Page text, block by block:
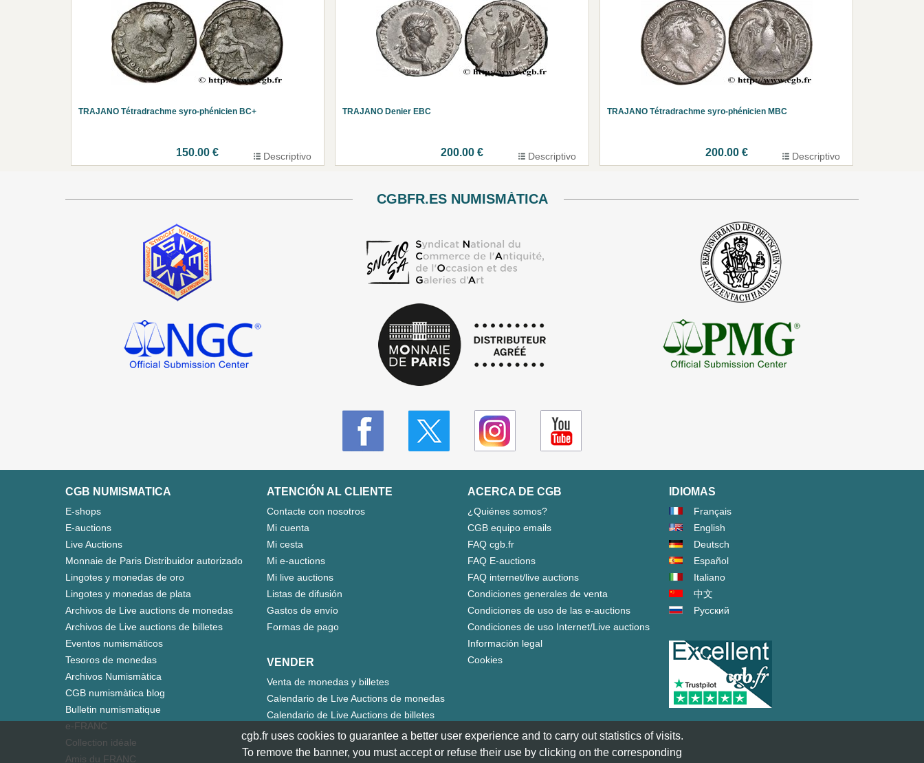
TRAJANO Tétradrachme syro-phénicien BC+
150.00 € Descriptivo
TRAJANO Denier EBC
200.00 € Descriptivo
TRAJANO Tétradrachme syro-phénicien MBC
200.00 € Descriptivo
CGBFR.ES NUMISMÀTICA
CGB NUMISMATICA
E-shops
E-auctions
Live Auctions
Monnaie de Paris Distribuidor autorizado
Lingotes y monedas de oro
Lingotes y monedas de plata
Archivos de Live auctions de monedas
Archivos de Live auctions de billetes
Eventos numismáticos
Tesoros de monedas
Archivos Numismàtica
CGB numismàtica blog
Bulletin numismatique
e-FRANC
Collection idéale
Amis du FRANC
ATENCIÓN AL CLIENTE
Contacte con nosotros
Mi cuenta
Mi cesta
Mi e-auctions
Mi live auctions
Listas de difusión
Gastos de envío
Formas de pago
VENDER
Venta de monedas y billetes
Calendario de Live Auctions de monedas
Calendario de Live Auctions de billetes
ACERCA DE CGB
¿Quiénes somos?
CGB equipo emails
FAQ cgb.fr
FAQ E-auctions
FAQ internet/live auctions
Condiciones generales de venta
Condiciones de uso de las e-auctions
Condiciones de uso Internet/Live auctions
Información legal
Cookies
IDIOMAS
Français
English
Deutsch
Español
Italiano
中文
Русский
cgb.fr uses cookies to guarantee a better user experience and to carry out statistics of visits.
To remove the banner, you must accept or refuse their use by clicking on the corresponding